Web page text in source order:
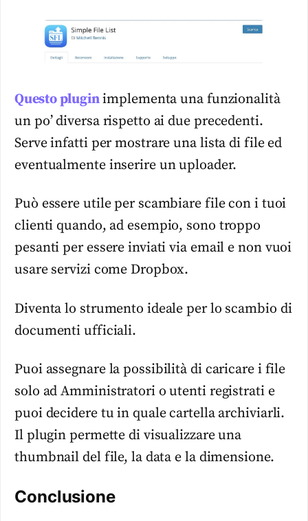
Questo pluginimplementa una funzionalità
un po’ diversa rispetto ai due precedenti.
Serve infatti per mostrare una lista di file ed
eventualmente inserire un uploader.
Può essere utile per scambiare file con i tuoi
clienti quando, ad esempio, sono troppo
pesanti per essere inviati via email e non vuoi
usare servizi come Dropbox.
Diventa lo strumento ideale per lo scambio di
documenti ufficiali.
Puoi assegnare la possibilità di caricare i file
solo ad Amministratori o utenti registrati e
puoi decidere tu in quale cartella archiviarli.
Il plugin permette di visualizzare una
thumbnail del file, la data e la dimensione.
Conclusione